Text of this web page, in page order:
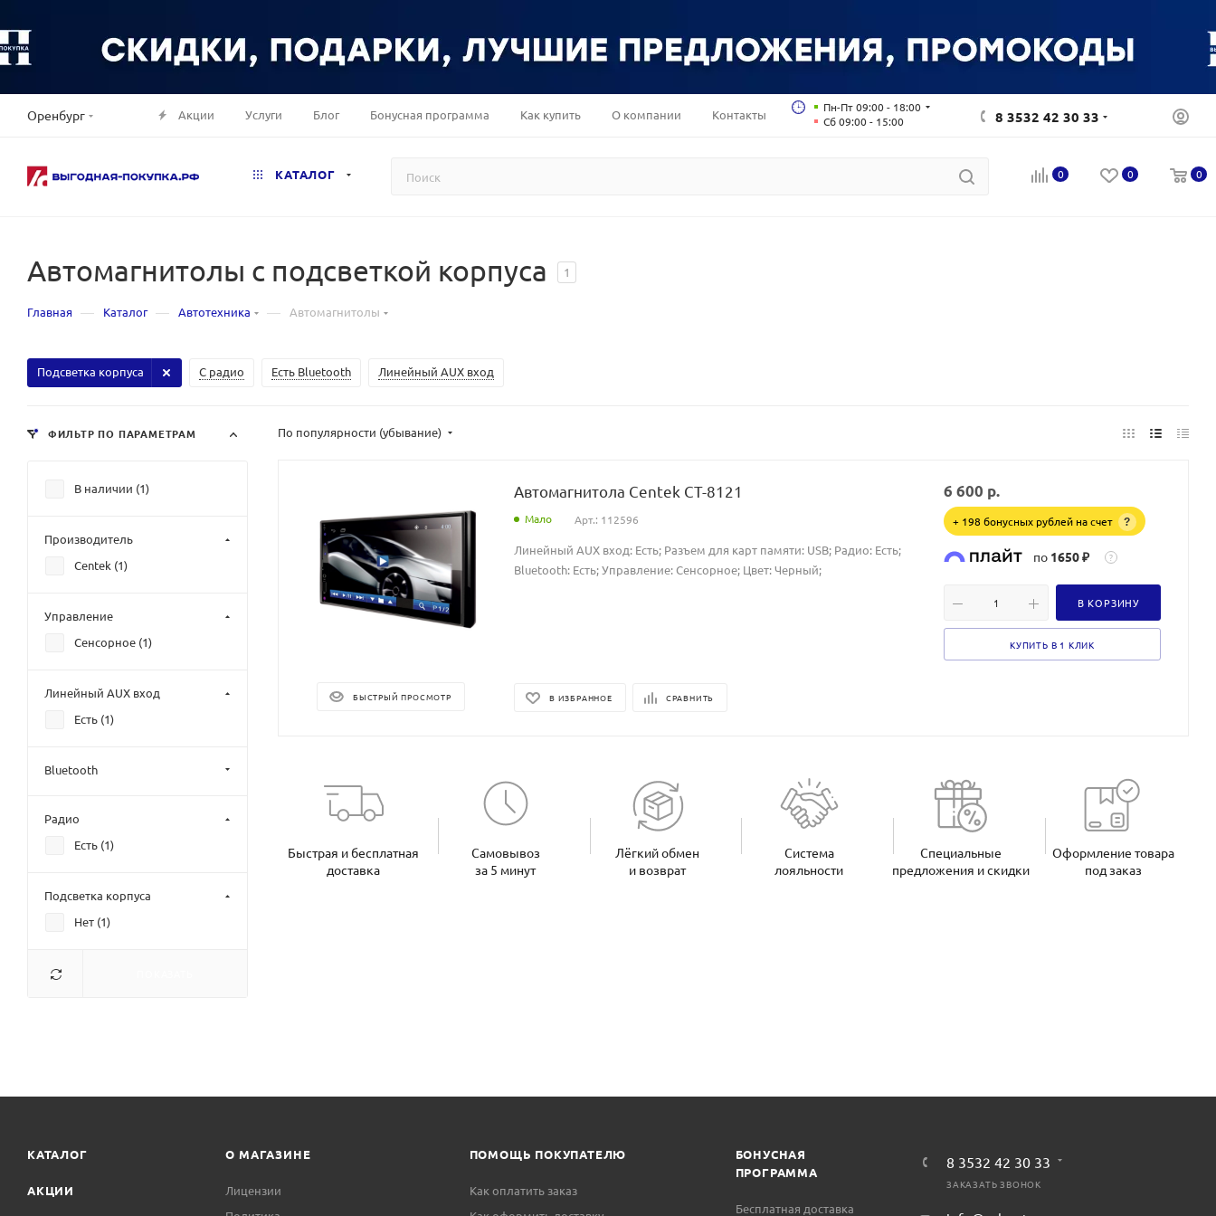
Оренбург Акции Услуги Блог Бонусная программа Как купить О компании Контакты
Пн-Пт 09:00 - 18:00
Сб 09:00 - 15:00
8 3532 42 30 33
КАТАЛОГ 0 0 0
Автомагнитолы с подсветкой корпуса 1
Главная — Каталог — Автотехника — Автомагнитолы
Подсветка корпуса С радио Есть Bluetooth Линейный AUX вход
По популярности (убывание)
БЫСТРЫЙ ПРОСМОТР
Автомагнитола Centek CT-8121
Мало Арт.: 112596
Линейный AUX вход: Есть; Разъем для карт памяти: USB; Радио: Есть;
Bluetooth: Есть; Управление: Сенсорное; Цвет: Черный;
В ИЗБРАННОЕ СРАВНИТЬ
6 600 р.
+ 198 бонусных рублей на счет ?
по 1650 ₽ ?
В КОРЗИНУ
КУПИТЬ В 1 КЛИК
Быстрая и бесплатная
доставка
Самовывоз
за 5 минут
Лёгкий обмен
и возврат
Система
лояльности
Специальные
предложения и скидки
Оформление товара
под заказ
ФИЛЬТР ПО ПАРАМЕТРАМ
В наличии (1)
Производитель
Centek (1)
Управление
Сенсорное (1)
Линейный AUX вход
Есть (1)
Bluetooth
Радио
Есть (1)
Подсветка корпуса
Нет (1)
КАТАЛОГ
АКЦИИ
О МАГАЗИНЕ
Лицензии
ПОМОЩЬ ПОКУПАТЕЛЮ
Как оплатить заказ
БОНУСНАЯ
ПРОГРАММА
Бесплатная доставка
8 3532 42 30 33
ЗАКАЗАТЬ ЗВОНОК